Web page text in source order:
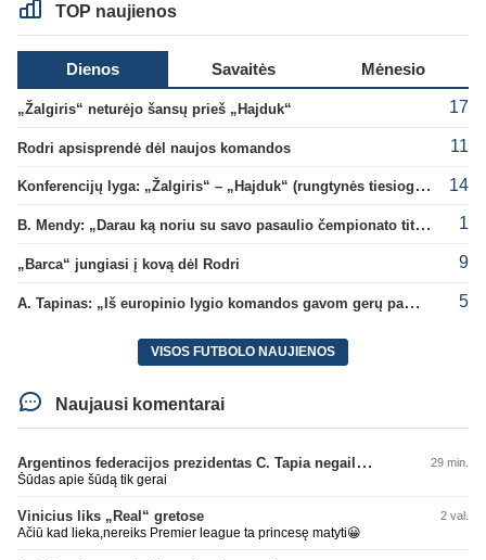
TOP naujienos
Dienos Savaitės Mėnesio
„Žalgiris“ neturėjo šansų prieš „Hajduk“ 17
Rodri apsisprendė dėl naujos komandos 11
Konferencijų lyga: „Žalgiris“ – „Hajduk“ (rungtynės tiesiogiai) 14
B. Mendy: „Darau ką noriu su savo pasaulio čempionato titulu“ 1
„Barca“ jungiasi į kovą dėl Rodri 9
A. Tapinas: „Iš europinio lygio komandos gavom gerų pamokų“ 5
VISOS FUTBOLO NAUJIENOS
Naujausi komentarai
Argentinos federacijos prezidentas C. Tapia negailėjo pagyrų G. Infantino 29 min.
Šūdas apie šūdą tik gerai
Vinicius liks „Real“ gretose 2 val.
Ačiū kad lieka,nereiks Premier league ta princesę matyti😀